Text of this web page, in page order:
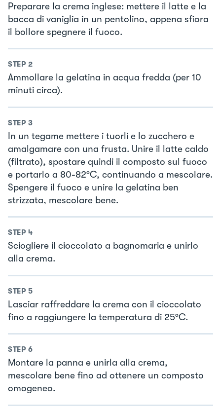
Preparare la crema inglese: mettere il latte e la
bacca di vaniglia in un pentolino, appena sfiora
il bollore spegnere il fuoco.
STEP 2
Ammollare la gelatina in acqua fredda (per 10
minuti circa).
STEP 3
In un tegame mettere i tuorli e lo zucchero e
amalgamare con una frusta. Unire il latte caldo
(filtrato), spostare quindi il composto sul fuoco
e portarlo a 80-82°C, continuando a mescolare.
Spengere il fuoco e unire la gelatina ben
strizzata, mescolare bene.
STEP 4
Sciogliere il cioccolato a bagnomaria e unirlo
alla crema.
STEP 5
Lasciar raffreddare la crema con il cioccolato
fino a raggiungere la temperatura di 25°C.
STEP 6
Montare la panna e unirla alla crema,
mescolare bene fino ad ottenere un composto
omogeneo.